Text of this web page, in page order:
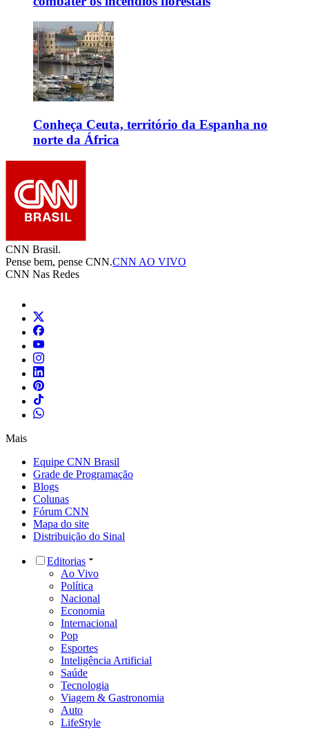
Conheça Ceuta, território da Espanha no
norte da África
CNN Brasil.
Pense bem, pense CNN.CNN AO VIVO
CNN Nas Redes
Mais
Equipe CNN Brasil
Grade de Programação
Blogs
Colunas
Fórum CNN
Mapa do site
Distribuição do Sinal
Editorias
Ao Vivo
Política
Nacional
Economia
Internacional
Pop
Esportes
Inteligência Artificial
Saúde
Tecnologia
Viagem & Gastronomia
Auto
LifeStyle